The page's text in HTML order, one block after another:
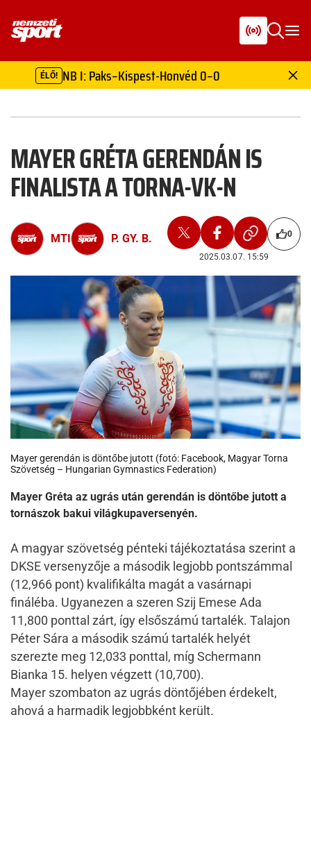
ÉLŐ! NB I: Paks–Kispest-Honvéd 0–0
MAYER GRÉTA GERENDÁN IS
FINALISTA A TORNA-VK-N
MTI P. GY. B. 0
2025.03.07. 15:59
Mayer gerendán is döntőbe jutott (fotó: Facebook, Magyar Torna
Szövetség – Hungarian Gymnastics Federation)
Mayer Gréta az ugrás után gerendán is döntőbe jutott a
tornászok bakui világkupaversenyén.
A magyar szövetség pénteki tájékoztatása szerint a
DKSE versenyzője a második legjobb pontszámmal
(12,966 pont) kvalifikálta magát a vasárnapi
fináléba. Ugyanezen a szeren Szij Emese Ada
11,800 ponttal zárt, így elsőszámú tartalék. Talajon
Péter Sára a második számú tartalék helyét
szerezte meg 12,033 ponttal, míg Schermann
Bianka 15. helyen végzett (10,700).
Mayer szombaton az ugrás döntőjében érdekelt,
ahová a harmadik legjobbként került.